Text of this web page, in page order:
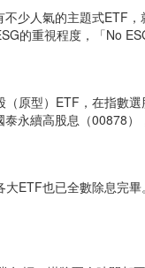
少人氣的主題式ETF
的重視程度，「No
（原型）ETF，在指數
永續高股息（00878
大ETF也已全數除息完